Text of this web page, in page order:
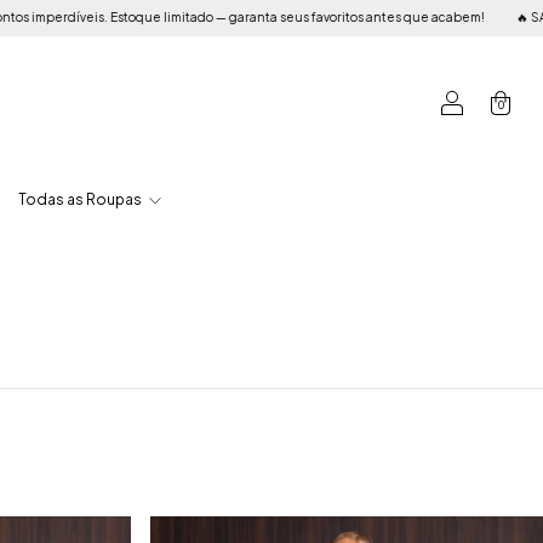
Estoque limitado — garanta seus favoritos antes que acabem! 🔥 SALE
0
Todas as Roupas